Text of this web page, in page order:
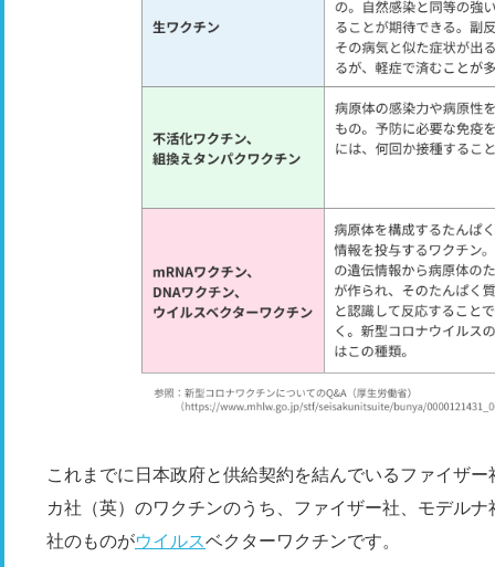
これまでに日本政府と供給契約を結んでいるファイザ
カ社（英）のワクチンのうち、ファイザー社、モデル
社のものがウイルスベクターワクチンです。